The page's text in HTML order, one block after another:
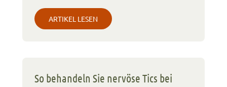
ARTIKEL LESEN
So behandeln Sie nervöse Tics bei